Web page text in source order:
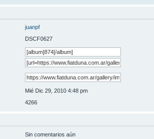
juanpf
DSCF0627
Mié Dic 29, 2010 4:48 pm
4266
Sin comentarios aún